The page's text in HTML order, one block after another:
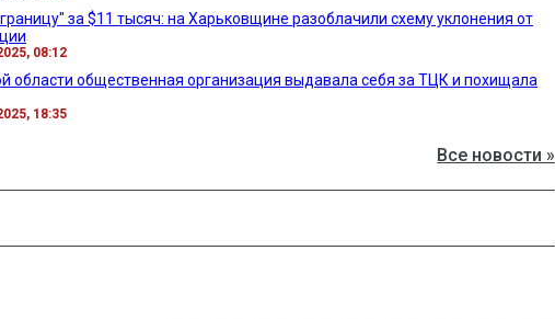
за $11 тысяч: на Харьковщине разоблачили схему уклонения от
08:12
области общественная организация выдавала себя за ТЦК и похищала
18:35
Все новости »